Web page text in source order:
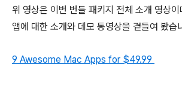
위 영상은 이번 번들 패키지 전체 소개 영상
앱에 대한 소개와 데모 동영상을 곁들여 봤습
9 Awesome Mac Apps for $49.99